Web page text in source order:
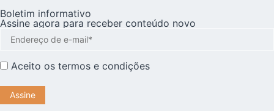
Boletim informativo
Assine agora para receber conteúdo novo
Aceito os termos e condições